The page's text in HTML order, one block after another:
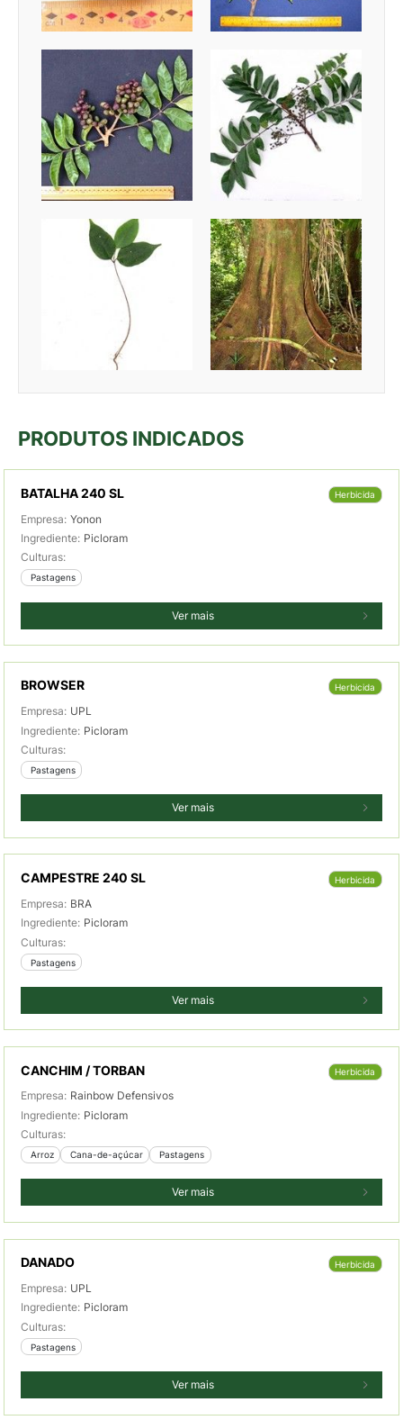
PRODUTOS INDICADOS
BATALHA 240 SL Herbicida
Empresa: Yonon
Ingrediente: Picloram
Culturas:
Pastagens
Ver mais
BROWSER Herbicida
Empresa: UPL
Ingrediente: Picloram
Culturas:
Pastagens
Ver mais
CAMPESTRE 240 SL Herbicida
Empresa: BRA
Ingrediente: Picloram
Culturas:
Pastagens
Ver mais
CANCHIM / TORBAN Herbicida
Empresa: Rainbow Defensivos
Ingrediente: Picloram
Culturas:
Arroz Cana-de-açúcar Pastagens
Ver mais
DANADO Herbicida
Empresa: UPL
Ingrediente: Picloram
Culturas:
Pastagens
Ver mais